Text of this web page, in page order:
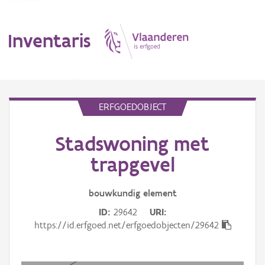
Inventaris
Erfgoedobject
ERFGOEDOBJECT
Stadswoning met
trapgevel
bouwkundig element
ID 29642
URI
https://id.erfgoed.net/erfgoedobjecten/29642